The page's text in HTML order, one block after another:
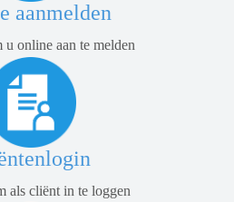
aanmelden
online aan te melden
als cliënt in te loggen